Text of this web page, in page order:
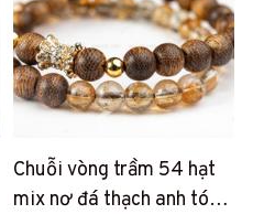
Chuỗi vòng trầm 54 hạt
mix nơ đá thạch anh tóc